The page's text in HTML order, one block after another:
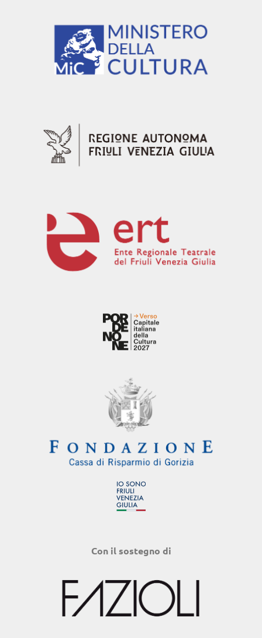
Con il sostegno di